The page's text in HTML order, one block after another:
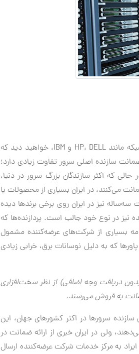
با نگاهی به وب‌سایت‌های رسمی شرکت‌های سازنده سرور و تجهیزات فعال شبکه مانند HP، DELL و IBM، خواهید دید که
سازنده اصلی سرور تفاوت زیادی دارد؛
که اکثر سازندگان بزرگ سرور در دنیا،
می‌کنند، در ایران بسیاری از محصولات یا
نیز در ایران روی برخی برندها دیده
در نوع خود جالب است. پردازنده‌ها که
بسیاری از شرکت‌های عرضه‌کننده مشمول
که به دلیل نوسانات برق، خرابی زیادی
دریافت وجه اضافی) از نظر سخت‌افزاری
به فروش می‌رسند.
سرورها در اکثر کشورهای جهان، این
ولی در ایران خبری از ارائه ضمانت در
به مرکز خدمات شرکت عرضه‌کننده ارسال